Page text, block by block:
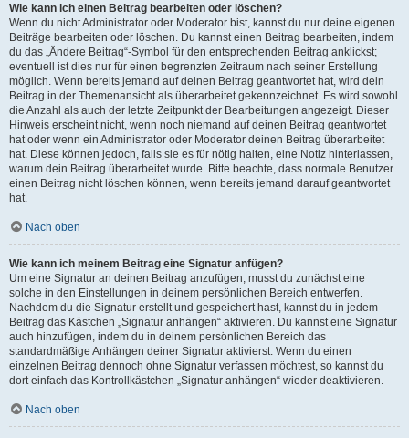
Wie kann ich einen Beitrag bearbeiten oder löschen?
Wenn du nicht Administrator oder Moderator bist, kannst du nur deine eigenen
Beiträge bearbeiten oder löschen. Du kannst einen Beitrag bearbeiten, indem
du das „Ändere Beitrag“-Symbol für den entsprechenden Beitrag anklickst;
eventuell ist dies nur für einen begrenzten Zeitraum nach seiner Erstellung
möglich. Wenn bereits jemand auf deinen Beitrag geantwortet hat, wird dein
Beitrag in der Themenansicht als überarbeitet gekennzeichnet. Es wird sowohl
die Anzahl als auch der letzte Zeitpunkt der Bearbeitungen angezeigt. Dieser
Hinweis erscheint nicht, wenn noch niemand auf deinen Beitrag geantwortet
hat oder wenn ein Administrator oder Moderator deinen Beitrag überarbeitet
hat. Diese können jedoch, falls sie es für nötig halten, eine Notiz hinterlassen,
warum dein Beitrag überarbeitet wurde. Bitte beachte, dass normale Benutzer
einen Beitrag nicht löschen können, wenn bereits jemand darauf geantwortet
hat.
Nach oben
Wie kann ich meinem Beitrag eine Signatur anfügen?
Um eine Signatur an deinen Beitrag anzufügen, musst du zunächst eine
solche in den Einstellungen in deinem persönlichen Bereich entwerfen.
Nachdem du die Signatur erstellt und gespeichert hast, kannst du in jedem
Beitrag das Kästchen „Signatur anhängen“ aktivieren. Du kannst eine Signatur
auch hinzufügen, indem du in deinem persönlichen Bereich das
standardmäßige Anhängen deiner Signatur aktivierst. Wenn du einen
einzelnen Beitrag dennoch ohne Signatur verfassen möchtest, so kannst du
dort einfach das Kontrollkästchen „Signatur anhängen“ wieder deaktivieren.
Nach oben